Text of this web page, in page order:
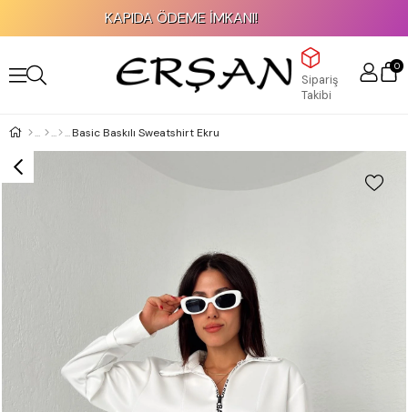
KAPIDA ÖDEME İMKANI!
Sipariş
Takibi
0
Basic Baskılı Sweatshirt Ekru